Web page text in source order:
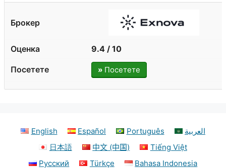
9.4 / 10
»Посетете
English Español Português
العربية
日本語
中文 (中国)
Tiếng Việt
Русский
Türkçe
Bahasa Indonesia